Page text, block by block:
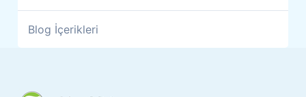
Blog İçerikleri